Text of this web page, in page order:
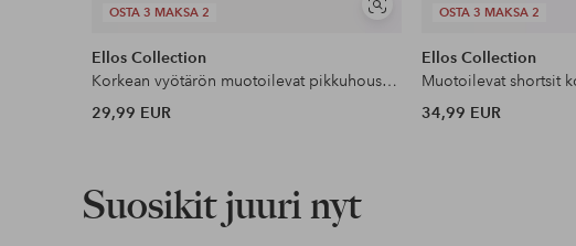
OSTA 3 MAKSA 2
Näytä
Ellos Collection
Korkean vyötärön muotoilevat pikkuhousut - keskituki
29,99 EUR
OSTA 3 MAKSA 2
Ellos Collection
34,99 EUR
Suosikit juuri nyt